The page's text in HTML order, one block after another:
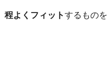
程よくフィットするものを